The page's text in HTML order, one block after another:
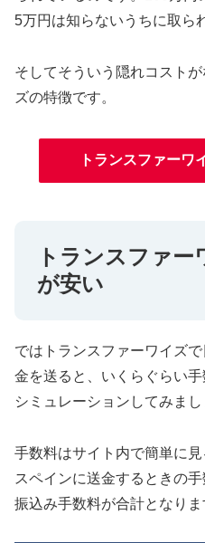
5万円は知らないうちに取ら
そしてそういう隠れコスト
ズの特徴です。
トランスファーワ
トランスファ
が安い
ではトランスファーワイズ
金を送ると、いくらぐらい
シミュレーションしてみまし
手数料はサイト内で簡単に
スペインに送金するときの
振込み手数料が合計となりま